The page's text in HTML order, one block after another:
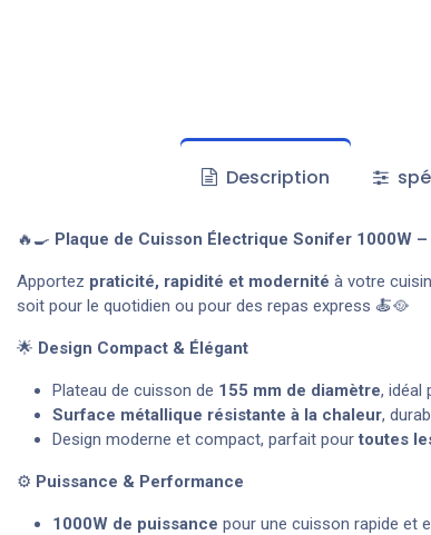
Description
🔥🍳 Plaque de Cuisson Électrique Sonifer 1000W –
Apportez praticité, rapidité et modernité à votre
soit pour le quotidien ou pour des repas express 🍝🥘
🌟 Design Compact & Élégant
Plateau de cuisson de 155 mm de diamètre, idéal
Surface métallique résistante à la chaleur,
Design moderne et compact, parfait pourtoutes
⚙️ Puissance & Performance
1000W de puissance pour une cuisson rapide et